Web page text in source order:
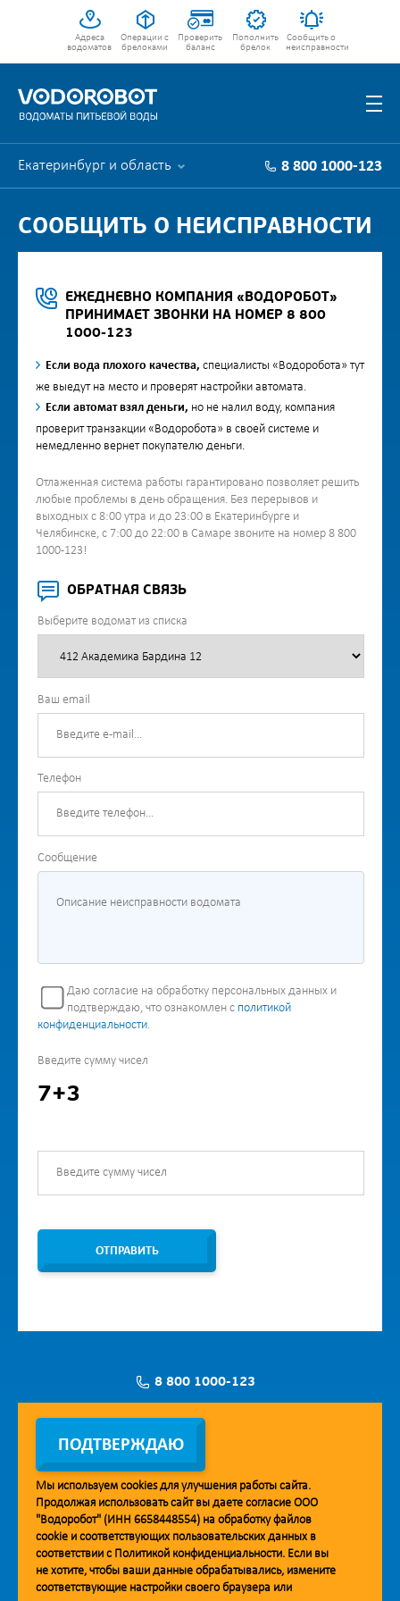
Адреса
водоматов
Операции с
брелоками
Проверить
баланс
Пополнить
брелок
Сообщить о
неисправности
Екатеринбург и область 8 800 1000-123
СООБЩИТЬ О НЕИСПРАВНОСТИ
ЕЖЕДНЕВНО КОМПАНИЯ «ВОДОРОБОТ»
ПРИНИМАЕТ ЗВОНКИ НА НОМЕР 8 800
1000-123
Если вода плохого качества, специалисты «Водоробота» тут
же выедут на место и проверят настройки автомата.
Если автомат взял деньги, но не налил воду, компания
проверит транзакции «Водоробота» в своей системе и
немедленно вернет покупателю деньги.
Отлаженная система работы гарантировано позволяет решить
любые проблемы в день обращения. Без перерывов и
выходных с 8:00 утра и до 23:00 в Екатеринбурге и
Челябинске, с 7:00 до 22:00 в Самаре звоните на номер 8 800
1000-123!
ОБРАТНАЯ СВЯЗЬ
Выберите водомат из списка
Ваш email
Телефон
Сообщение
Даю согласие на обработку персональных данных и
подтверждаю, что ознакомлен с политикой
конфиденциальности.
Введите сумму чисел
7+3
ОТПРАВИТЬ
8 800 1000-123
Заявка на установку
Мобильное приложение Vodorobot
ПОДТВЕРЖДАЮ
Мы используем cookiesдля улучшения работы сайта.
Продолжая использовать сайт вы даете согласие ООО
"Водоробот" (ИНН 6658448554) на обработку файлов
cookie и соответствующих пользовательских данных в
соответствии с Политикой конфиденциальности. Если вы
не хотите, чтобы ваши данные обрабатывались, измените
соответствующие настройки своего браузера или